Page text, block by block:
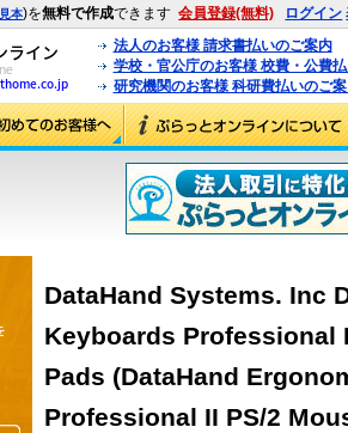
見本)を無料で作成できます 会員登録(無料) ログイン
法人のお客様 請求書払いのご案内
学校・官公庁のお客様 校費・公費
研究機関のお客様 科研費払いのご
DataHand Systems. Inc
Keyboards Professional
Pads (DataHand
Professional II PS/2